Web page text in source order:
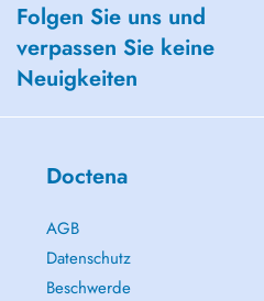
Folgen Sie uns und
verpassen Sie keine
Neuigkeiten
Doctena
AGB
Datenschutz
Beschwerde